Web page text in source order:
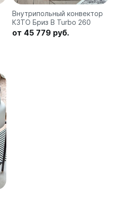
Внутрипольный конвектор
КЗТО Бриз В Turbo 260
от 45 779 руб.